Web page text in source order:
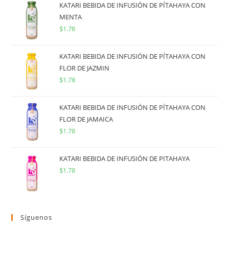
KATARI BEBIDA DE INFUSIÓN DE PÍTAHAYA CON
MENTA
$1.78
KATARI BEBIDA DE INFUSIÓN DE PÍTAHAYA CON
FLOR DE JAZMIN
$1.78
KATARI BEBIDA DE INFUSIÓN DE PÍTAHAYA CON
FLOR DE JAMAICA
$1.78
KATARI BEBIDA DE INFUSIÓN DE PITAHAYA
$1.78
Síguenos